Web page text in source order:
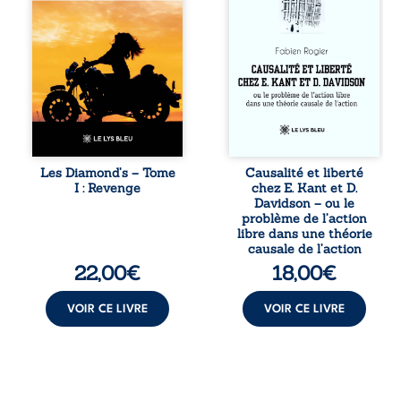
ne la prédestinait
à cette vie, mais
les épreuves ont
forgé une femme
dure, inaccessible
et résolue à ne
jamais dévoiler
ses faiblesses,
jusqu’à ce que le
croise sa route.
Chef d’une famille
de Nomads, Juan
Les Diamond’s – Tome
I : Revenge
22,00€
VOIR CE LIVRE
confrontation
entre les pensées
d’Emmanuel Kant
et de Donald
Davidson, cet
essai explore les
liens entre libre
déterminisme
responsabilité. De
la volonté
kantienne au
monisme anomal
de Davidson, il
interroge la
manière dont les
intentions et les
croyances
peuvent ...
Causalité et liberté
chez E. Kant et D.
Davidson – ou le
problème de l’action
libre dans une théorie
causale de l’action
18,00€
VOIR CE LIVRE